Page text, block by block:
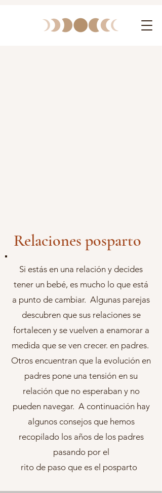
Relaciones posparto
Si estás en una relación y decides
tener un bebé, es mucho lo que está
a punto de cambiar. Algunas parejas
descubren que sus relaciones se
fortalecen y se vuelven a enamorar a
medida que se ven crecer. en padres.
Otros encuentran que la evolución en
padres pone una tensión en su
relación que no esperaban y no
pueden navegar. A continuación hay
algunos consejos que hemos
recopilado los años de los padres
pasando por el
rito de paso que es el posparto